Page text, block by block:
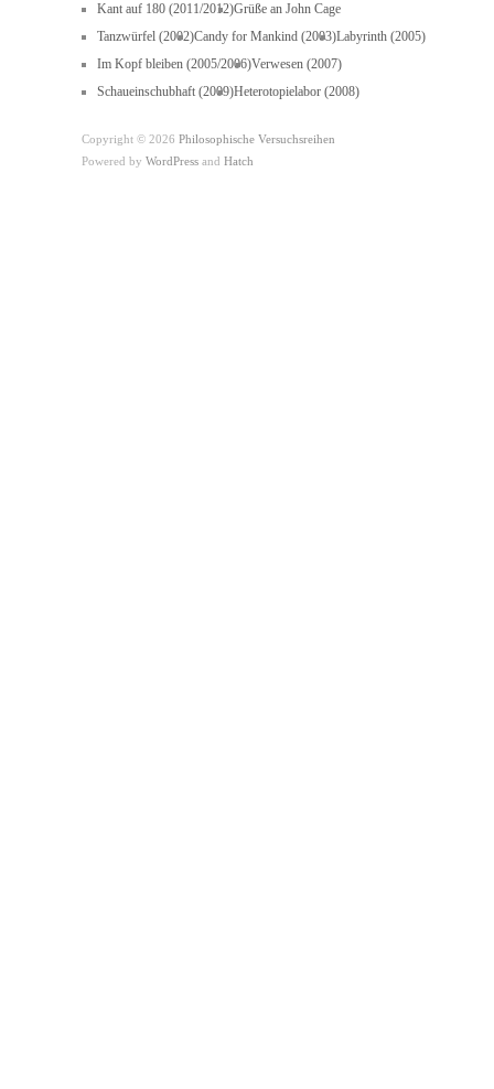
Kant auf 180 (2011/2012)Grüße an John Cage
Tanzwürfel (2002)Candy for Mankind (2003)Labyrinth (2005)
Im Kopf bleiben (2005/2006)Verwesen (2007)
Schaueinschubhaft (2009)Heterotopielabor (2008)
Copyright © 2026 Philosophische Versuchsreihen
Powered by WordPress and Hatch